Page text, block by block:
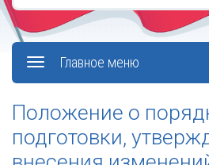
Главное меню
Положение о
подготовки,